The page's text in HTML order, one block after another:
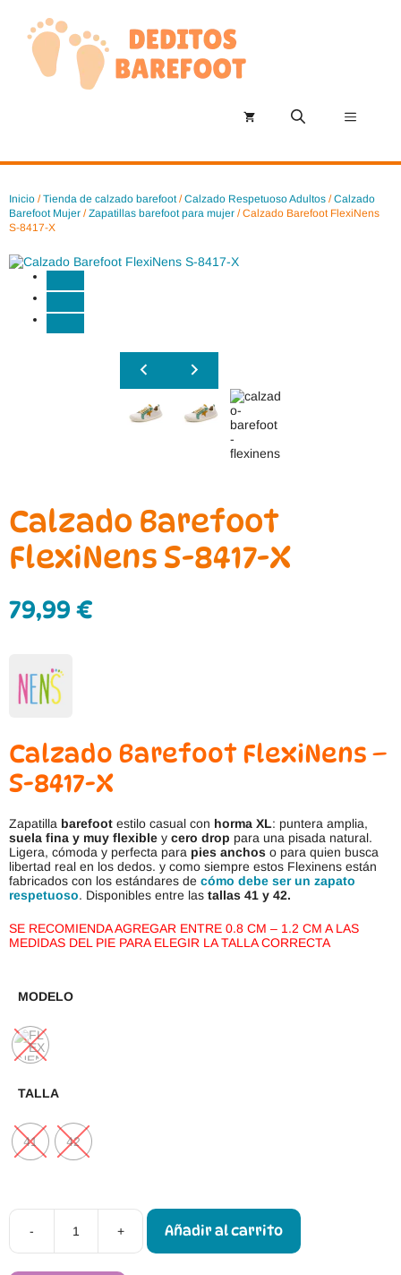
contenido
Menú
Inicio /Tienda de calzado barefoot/Calzado Respetuoso Adultos /Calzado
Barefoot Mujer /Zapatillas barefoot para mujer / Calzado Barefoot FlexiNens
S-8417-X
Calzado Barefoot
FlexiNens S-8417-X
79,99 €
Calzado Barefoot FlexiNens –
S-8417-X
Zapatilla barefoot estilo casual con horma XL: puntera amplia,
suela fina y muy flexible y cero drop para una pisada natural.
Ligera, cómoda y perfecta para pies anchos o para quien busca
libertad real en los dedos. y como siempre estos Flexinens están
fabricados con los estándares de cómo debe ser un zapato
respetuoso. Disponibles entre las tallas 41 y 42.
SE RECOMIENDA AGREGAR ENTRE 0.8 CM – 1.2 CM A LAS
MEDIDAS DEL PIE PARA ELEGIR LA TALLA CORRECTA
MODELO
TALLA
41 42
-
Calzado
Barefoot
+ Añadir al carrito